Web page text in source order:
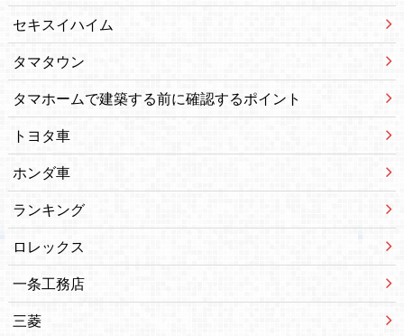
セキスイハイム
タマタウン
タマホームで建築する前に確認するポイント
トヨタ車
ホンダ車
ランキング
ロレックス
一条工務店
三菱